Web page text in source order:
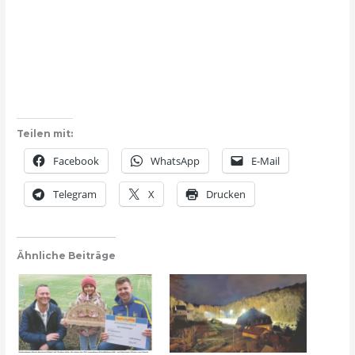
Teilen mit:
Facebook WhatsApp E-Mail
Telegram X Drucken
Ähnliche Beiträge